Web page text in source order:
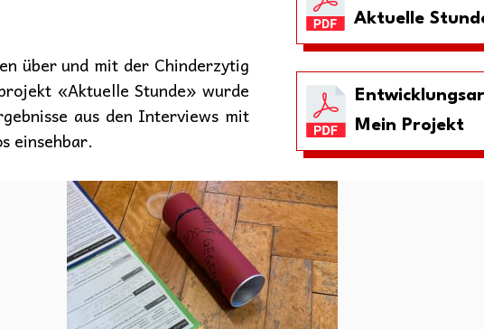
über und mit der Chinderzytig
«Aktuelle Stunde» wurde
aus den Interviews mit
einsehbar.
Aktuelle
Mein Projekt